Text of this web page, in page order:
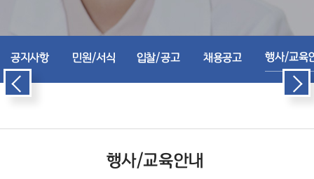
공지사항 민원/서식 입찰/공고 채용공고 행사/교육
행사/교육안내